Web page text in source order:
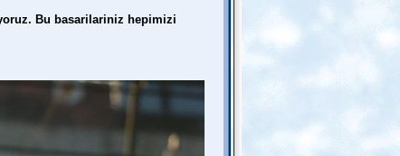
Bu basarilariniz hepimizi